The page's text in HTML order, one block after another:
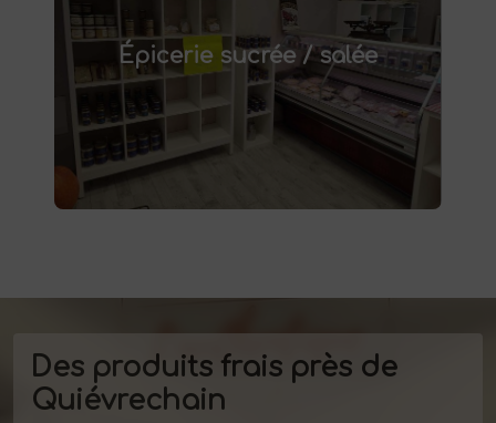
Épicerie sucrée / salée
Découvrez notre
épicerie sucrée et salée à
Saint-Saulve
. Confitures artisanales,
conserves maison, plats préparés et bien
d'autres produits fermiers vous attendent.
Profitez de la vente directe de
produits
d'épicerie
à la ferme ou de notre service de
livraison.
Des produits frais près de
Quiévrechain